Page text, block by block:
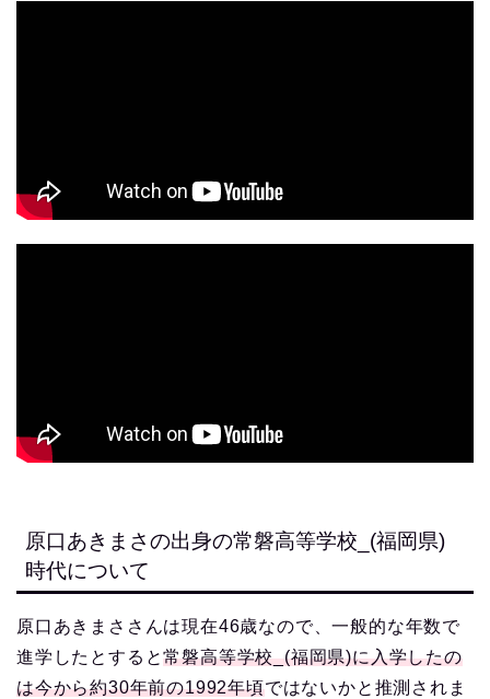
原口あきまさの出身の常磐高等学校_(福岡県)
時代について
原口あきまささんは現在46歳なので、一般的な年数で
進学したとすると常磐高等学校_(福岡県)に入学したの
は今から約30年前の1992年頃ではないかと推測されま